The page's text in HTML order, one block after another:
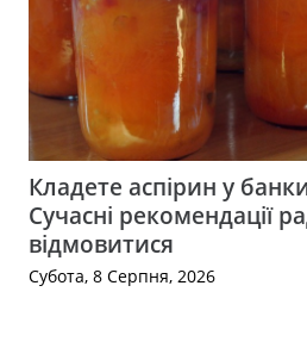
Кладете аспірин у
Сучасні рекомендації
відмовитися
Субота, 8 Серпня, 2026